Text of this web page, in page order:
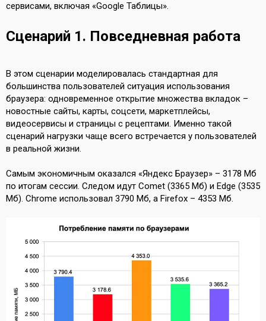
сервисами, включая «Google Таблицы».
Сценарий 1. Повседневная работа
В этом сценарии моделировалась стандартная для
большинства пользователей ситуация использования
браузера: одновременное открытие множества вкладок –
новостные сайты, карты, соцсети, маркетплейсы,
видеосервисы и страницы с рецептами. Именно такой
сценарий нагрузки чаще всего встречается у пользователей
в реальной жизни.
Самым экономичным оказался «Яндекс Браузер» – 3178 Мб
по итогам сессии. Следом идут Comet (3365 Мб) и Edge (3535
Мб). Chrome использовал 3790 Мб, а Firefox – 4353 Мб.